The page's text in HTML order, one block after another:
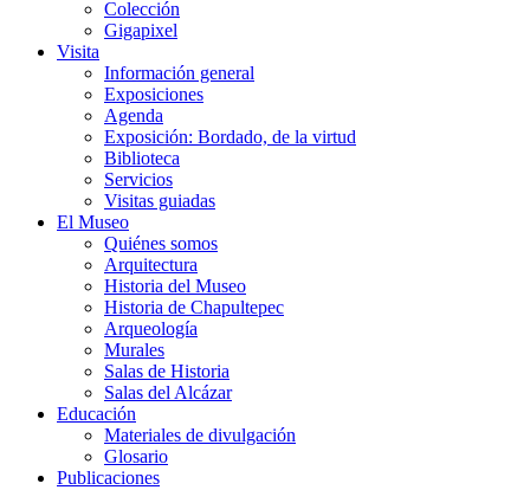
Colección
Gigapixel
Visita
Información general
Exposiciones
Agenda
Exposición: Bordado, de la virtud
Biblioteca
Servicios
Visitas guiadas
El Museo
Quiénes somos
Arquitectura
Historia del Museo
Historia de Chapultepec
Arqueología
Murales
Salas de Historia
Salas del Alcázar
Educación
Materiales de divulgación
Glosario
Publicaciones